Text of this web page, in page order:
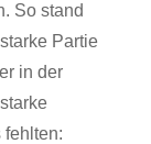
So stand
Partie
in der
fehlten: